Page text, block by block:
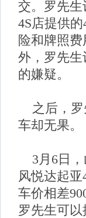
交。罗先
4S店提供
险和牌照
外，罗先生
的嫌疑。
之后，罗
车却无果。
3月6日，
风悦达起
车价相差
罗先生可以